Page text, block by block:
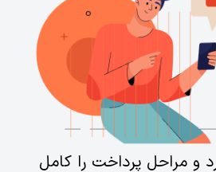
و مراحل پرداخت را کامل